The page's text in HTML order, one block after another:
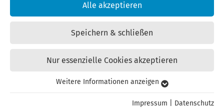
Alle akzeptieren
Speichern & schließen
Nur essenzielle Cookies akzeptieren
Essenzielle Cookies werden für grundlegende Funktionen der
Weitere Informationen anzeigen
Impressum Datenschutz